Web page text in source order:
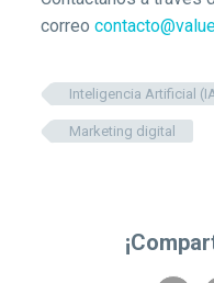
correo
Inteligencia Artificial
Marketing digital